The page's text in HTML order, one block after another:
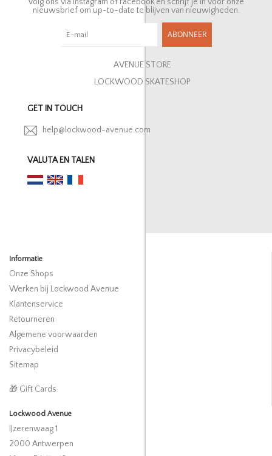
nieuwsbrief om up-to-date te blijven van nieuwigheden.
ABONNEER
AVENUE STORE
LOCKWOOD SKATESHOP
GET IN TOUCH
help@lockwood-avenue.com
VALUTA EN TALEN
Informatie
Onze Shops
Werken bij Lockwood Avenue
Klantenservice
Retourneren
Algemene voorwaarden
Privacybeleid
Sitemap
🎁 Gift Cards
Lockwood Avenue
IJzerenwaag 1
2000 Antwerpen